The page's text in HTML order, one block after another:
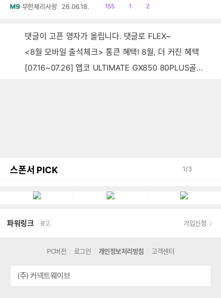
M9 무한제리사랑 26.06.18.
읽
155
공1
댓
2
댓글이 고픈 영자가 올립니다. 댓글로 FLEX~
<8월 모바일 출석체크> 통큰 혜택! 8월, 더 커진 혜택
[07.16~07.26] 앱코 ULTIMATE GX850 80PLUS골드 풀모듈러 ATX3.0 블랙
스폰서 PICK 1/3
파워링크 광고 가입신청
PC버전 로그인 개인정보처리방침 고객센터
(주) 커넥트웨이브